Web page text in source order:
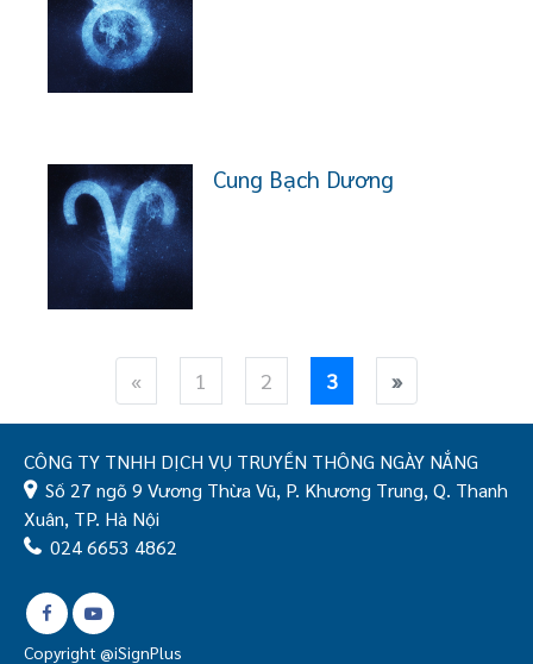
Cung Bạch Dương
« 1 2 3 »
CÔNG TY TNHH DỊCH VỤ TRUYỀN THÔNG NGÀY NẮNG
Số 27 ngõ 9 Vương Thừa Vũ, P. Khương Trung, Q. Thanh
Xuân, TP. Hà Nội
024 6653 4862
Copyright @iSignPlus